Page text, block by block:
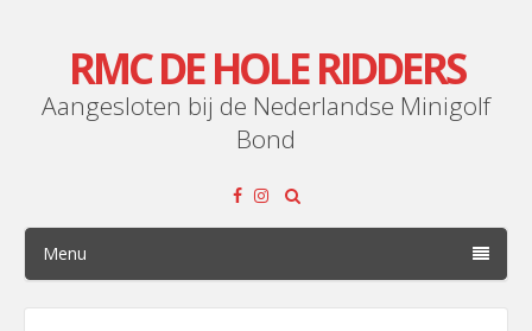
RMC DE HOLE RIDDERS
Aangesloten bij de Nederlandse Minigolf
Bond
Menu